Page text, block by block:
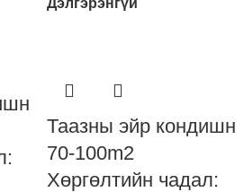
Дэлгэрэнгүй
Таазны эйр кондишн
70-100m2
Хөргөлтийн чадал: